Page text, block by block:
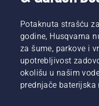
Potaknuta strašću
godine, Husqvarna
za šume, parkove i
upotrebljivost
okolišu u našim
prednjače